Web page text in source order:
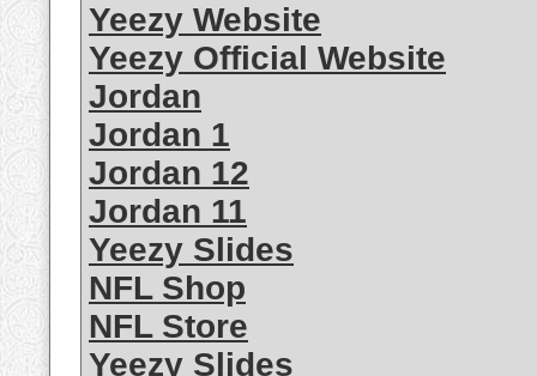
Yeezy Website
Yeezy Official Website
Jordan
Jordan 1
Jordan 12
Jordan 11
Yeezy Slides
NFL Shop
NFL Store
Yeezy Slides